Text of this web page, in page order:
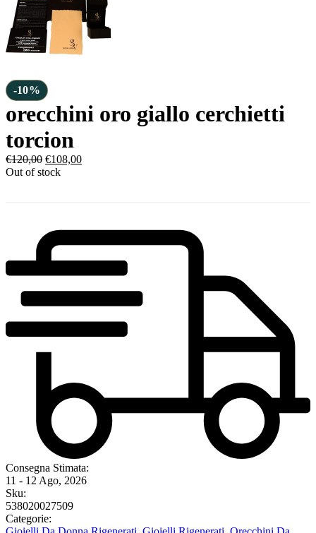
-10%
orecchini oro giallo cerchietti
torcion
€120,00 €108,00
Out of stock
Consegna Stimata:
11 - 12 Ago, 2026
Sku:
538020027509
Categorie: